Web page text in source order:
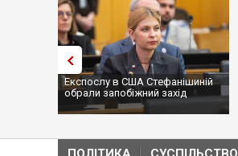
Експослу в США Стефанішиній
обрали запобіжний захід